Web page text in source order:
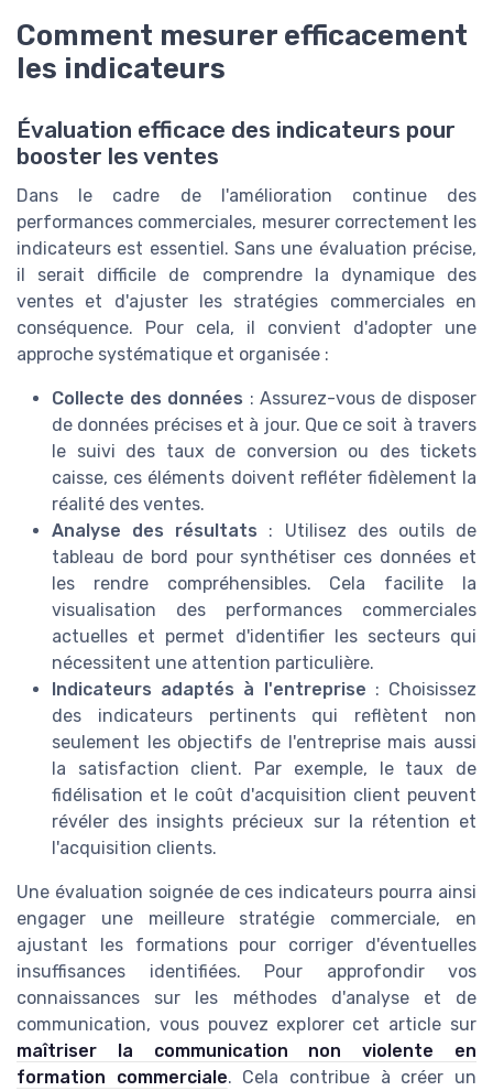
Comment mesurer efficacement
les indicateurs
Évaluation efficace des indicateurs pour
booster les ventes
Dans le cadre de l'amélioration continue des
performances commerciales, mesurer correctement les
indicateurs est essentiel. Sans une évaluation précise,
il serait difficile de comprendre la dynamique des
ventes et d'ajuster les stratégies commerciales en
conséquence. Pour cela, il convient d'adopter une
approche systématique et organisée :
Collecte des données : Assurez-vous de disposer
de données précises et à jour. Que ce soit à travers
le suivi des taux de conversion ou des tickets
caisse, ces éléments doivent refléter fidèlement la
réalité des ventes.
Analyse des résultats : Utilisez des outils de
tableau de bord pour synthétiser ces données et
les rendre compréhensibles. Cela facilite la
visualisation des performances commerciales
actuelles et permet d'identifier les secteurs qui
nécessitent une attention particulière.
Indicateurs adaptés à l'entreprise : Choisissez
des indicateurs pertinents qui reflètent non
seulement les objectifs de l'entreprise mais aussi
la satisfaction client. Par exemple, le taux de
fidélisation et le coût d'acquisition client peuvent
révéler des insights précieux sur la rétention et
l'acquisition clients.
Une évaluation soignée de ces indicateurs pourra ainsi
engager une meilleure stratégie commerciale, en
ajustant les formations pour corriger d'éventuelles
insuffisances identifiées. Pour approfondir vos
connaissances sur les méthodes d'analyse et de
communication, vous pouvez explorer cet article sur
maîtriser la communication non violente en
formation commerciale. Cela contribue à créer un